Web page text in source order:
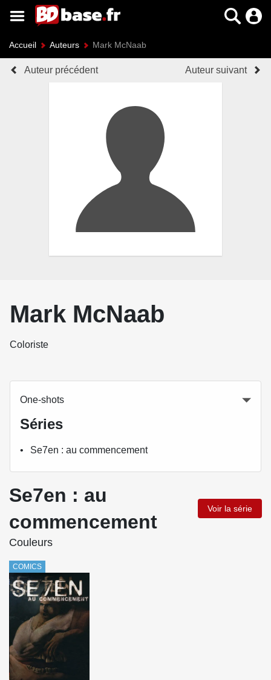
Accueil Auteurs Mark McNaab
Auteur précédent Auteur suivant
Mark McNaab
Coloriste
One-shots
Séries
Se7en : au commencement
Se7en : au
commencement
Voir la série
Couleurs
COMICS